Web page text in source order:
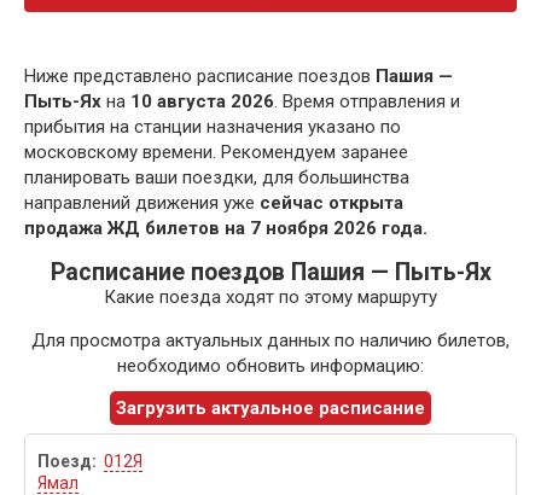
Ниже представлено расписание поездов Пашия —
Пыть-Ях на 10 августа 2026. Время отправления и
прибытия на станции назначения указано по
московскому времени. Рекомендуем заранее
планировать ваши поездки, для большинства
направлений движения уже сейчас открыта
продажа ЖД билетов на 7 ноября 2026 года.
Расписание поездов Пашия — Пыть-Ях
Какие поезда ходят по этому маршруту
Для просмотра актуальных данных по наличию билетов,
необходимо обновить информацию:
Загрузить актуальное расписание
012Я
Ямал